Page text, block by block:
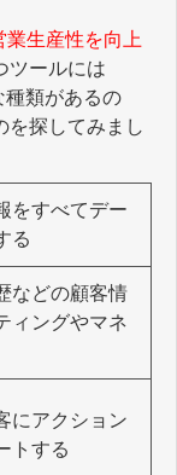
業生産性を向上
ツールには
種類があるの
を探してみまし
をすべてデー
る
などの顧客情
ィングやマネ
にアクション
トする